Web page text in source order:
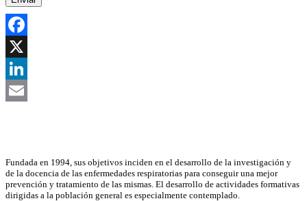
Facebook
X
LinkedIn
Fundada en 1994, sus objetivos inciden en el desarrollo de la investigación y
de la docencia de las enfermedades respiratorias para conseguir una mejor
prevención y tratamiento de las mismas. El desarrollo de actividades formativas
dirigidas a la población general es especialmente contemplado.